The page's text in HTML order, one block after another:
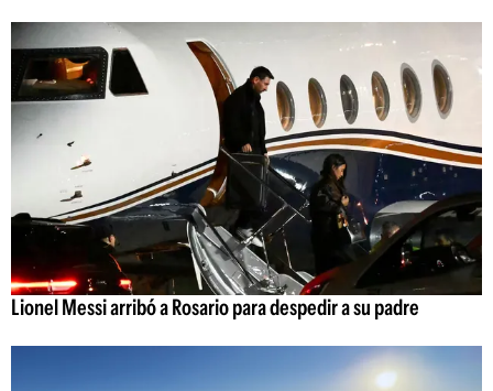
Lionel Messi arribó a Rosario para despedir a su padre